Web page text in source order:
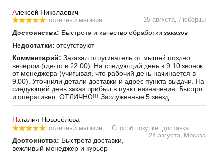
Алексей Николаевич
отличный магазин 25 августа, Люберцы
Достоинства: Быстрота и качество обработки заказов
Недостатки: отсутствуют
Комментарий: Заказал отпугиватель от мышей поздно
вечером (где-то в 22.00). На следующий день в 9.10 звонок
от менеджера (учитывая, что рабочий день начинается в
9.00). Уточнили детали доставки и адрес пункта выдачи. На
следующий день заказ прибыл в пункт назначения. Быстро
и оперативно. ОТЛИЧНО!!! Заслуженные 5 звёзд.
Наталия Новосёлова
отличный магазин
Способ покупки: доставка
24 августа, Москва
Достоинства: Быстрота доставки,
вежливый менеджер и курьер